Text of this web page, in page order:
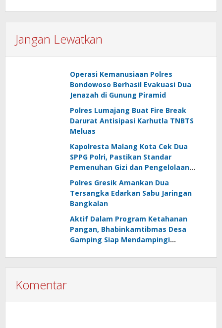
Jangan Lewatkan
Operasi Kemanusiaan Polres
Bondowoso Berhasil Evakuasi Dua
Jenazah di Gunung Piramid
Polres Lumajang Buat Fire Break
Darurat Antisipasi Karhutla TNBTS
Meluas
Kapolresta Malang Kota Cek Dua
SPPG Polri, Pastikan Standar
Pemenuhan Gizi dan Pengelolaan
Polres Gresik Amankan Dua
Tersangka Edarkan Sabu Jaringan
Bangkalan
Aktif Dalam Program Ketahanan
Pangan, Bhabinkamtibmas Desa
Gamping Siap Mendampingi
Komentar